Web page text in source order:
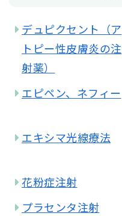
デュピクセント（ア
トピー性皮膚炎の注
射薬）
エピペン、ネフィー
エキシマ光線療法
花粉症注射
プラセンタ注射